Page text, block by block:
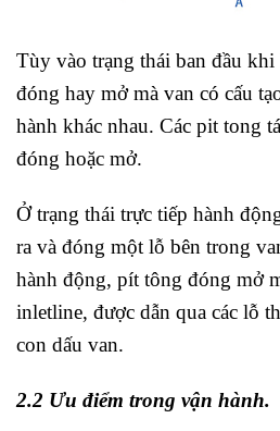
Tùy vào trạng thái ban đầu
đóng hay mở mà van có cấu
hành khác nhau. Các pit tong
đóng hoặc mở.
Ở trạng thái trực tiếp hành
ra và đóng một lỗ bên trong
hành động, pít tông đóng mở
inletline, được dẫn qua các lỗ
con dấu van.
2.2 Ưu điểm trong vận hành.